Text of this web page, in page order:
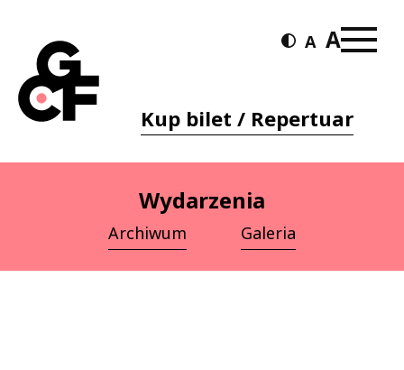
Kup bilet / Repertuar
Wydarzenia
Archiwum Galeria